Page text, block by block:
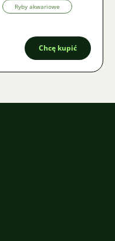
Ryby akwariowe
Chcę kupić